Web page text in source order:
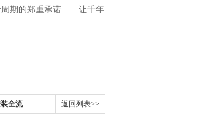
周期的郑重承诺——让千年
全流 返回列表>>